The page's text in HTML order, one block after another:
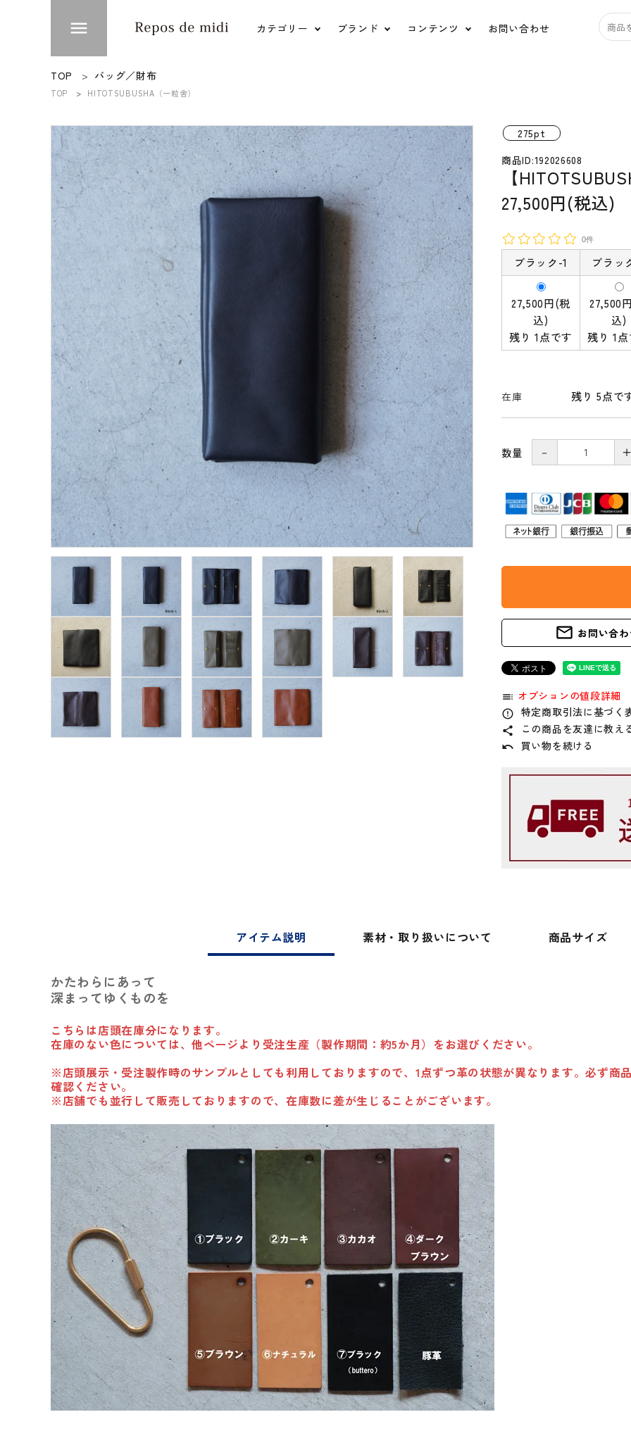
menu カテゴリー
台所道具 日用品
ブランド
HUIS. うなぎの寝床 tamaki niime 宝
ルポデミディオリジナ
Ippo ippo(イッポイッポ) ko'da-style
ORGANIC GARDEN
HARIO Lampwork
Factory
宮田織物 田中帽子店
かもしか道具店
工房アイザワ 雅竹
naiad（ナイアード）
ボディクレイ
コンテンツ お問い合わせ
ACCOUNT MENU
ようこそ ゲスト 様
ログイン person 新規会員登録
カテゴリー
インフォメーション
ご利用ガイド
プライバシーポリシー
特定商取引法について
お問い合わせ
TOP バッグ／財布
TOP HITOTSUBUSHA（一粒舎）
275pt
商品ID:192026608
【
27,500円(税込)
0件
ブラック-1 ブラッ
27,500円(税
込)
残り 1点です
27,500
込)
残り 1点
在庫 残り 5点で
数量 － ＋
mail_outline お問い合
toc オプションの値段詳細
error_outline 特定商取引法に基づく
share この商品を友達に教え
undo 買い物を続ける
アイテム説明 素材・取り扱いについて 商品サイズ
かたわらにあって
深まってゆくものを
こちらは店頭在庫分になります。
在庫のない色については、他ページより受注生産（製作期間：約5か月）をお選びください。
※店頭展示・受注製作時のサンプルとしても利用しておりますので、1点ずつ革の状態が異なります。必ず商
確認ください。
※店舗でも並行して販売しておりますので、在庫数に差が生じることがございます。